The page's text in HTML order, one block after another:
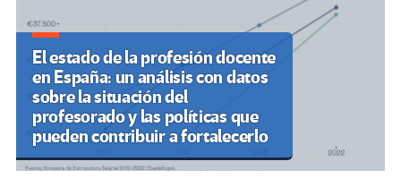
El estado de la profesión docente
en España: un análisis con datos
sobre la situación del
profesorado y las políticas que
pueden contribuir a fortalecerlo